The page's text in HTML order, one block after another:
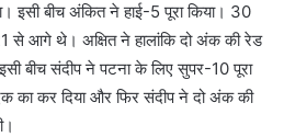
इसी बीच अंकित ने हाई-5 पूरा किया। 30
से आगे थे। अक्षित ने हालांकि दो अंक की रेड
बीच संदीप ने पटना के लिए सुपर-10 पूरा
का कर दिया और फिर संदीप ने दो अंक की